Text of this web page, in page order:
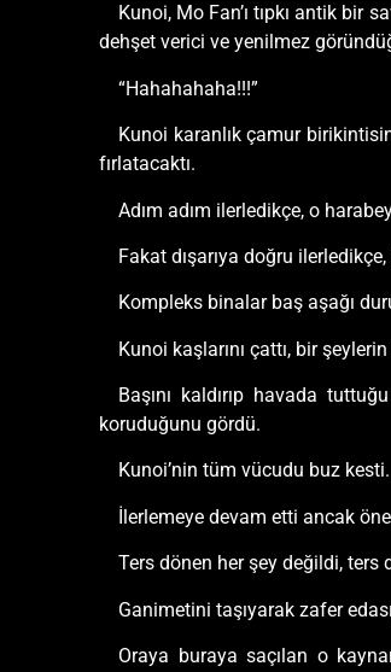
Kunoi, Mo Fan’ı tıpkı antik bir
dehşet verici ve yenilmez
“Hahahahaha!!!”
Kunoi karanlık çamur
fırlatacaktı.
Adım adım ilerledikçe, o
Fakat dışarıya doğru
Kompleks binalar baş aşağı
Kunoi kaşlarını çattı, bir
Başını kaldırıp havada
koruduğunu gördü.
Kunoi’nin tüm vücudu buz kesti.
İlerlemeye devam etti ancak
Ters dönen her şey değildi, ters
Ganimetini taşıyarak zafer
Oraya buraya saçılan o